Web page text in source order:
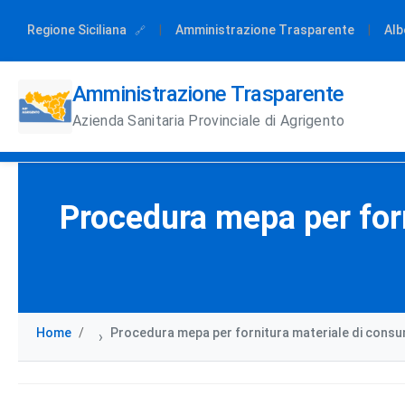
Regione Siciliana Amministrazione Trasparente
Amministrazione Trasparente
Azienda Sanitaria Provinciale di Agrigento
Procedura mepa per
Home › Procedura mepa per fornitura materiale di